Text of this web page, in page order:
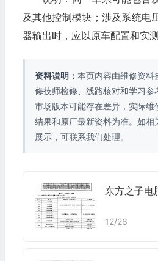
及其他控制模块；涉及系统电
器输出时，应以原车配置和实测
资料说明： 本页内容由维修资料
修技师检修、线路核对和学习参
市场版本可能存在差异，实际维
结果和原厂最新资料为准。如相
展示，可联系我们处理。
东方之子电
12/26